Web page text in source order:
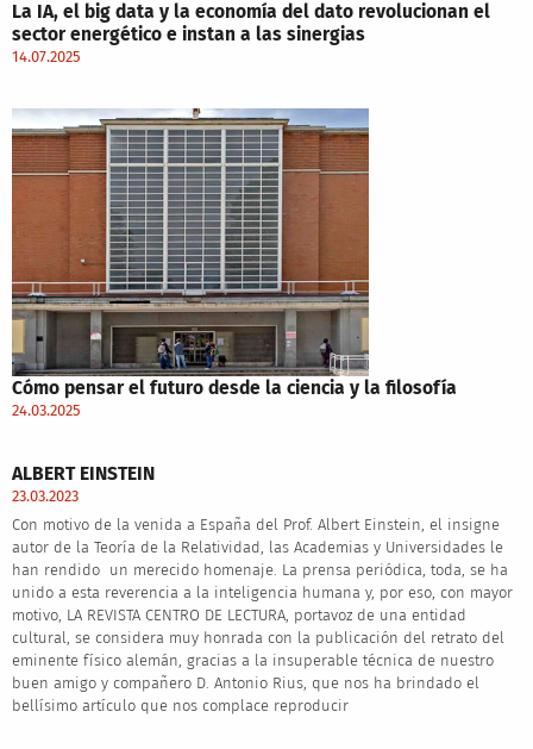
La IA, el big data y la economía del dato revolucionan el
sector energético e instan a las sinergias
14.07.2025
Cómo pensar el futuro desde la ciencia y la filosofía
24.03.2025
ALBERT EINSTEIN
23.03.2023
Con motivo de la venida a España del Prof. Albert Einstein, el insigne
autor de la Teoría de la Relatividad, las Academias y Universidades le
han rendido un merecido homenaje. La prensa periódica, toda, se ha
unido a esta reverencia a la inteligencia humana y, por eso, con mayor
motivo, LA REVISTA CENTRO DE LECTURA, portavoz de una entidad
cultural, se considera muy honrada con la publicación del retrato del
eminente físico alemán, gracias a la insuperable técnica de nuestro
buen amigo y compañero D. Antonio Rius, que nos ha brindado el
bellísimo artículo que nos complace reproducir